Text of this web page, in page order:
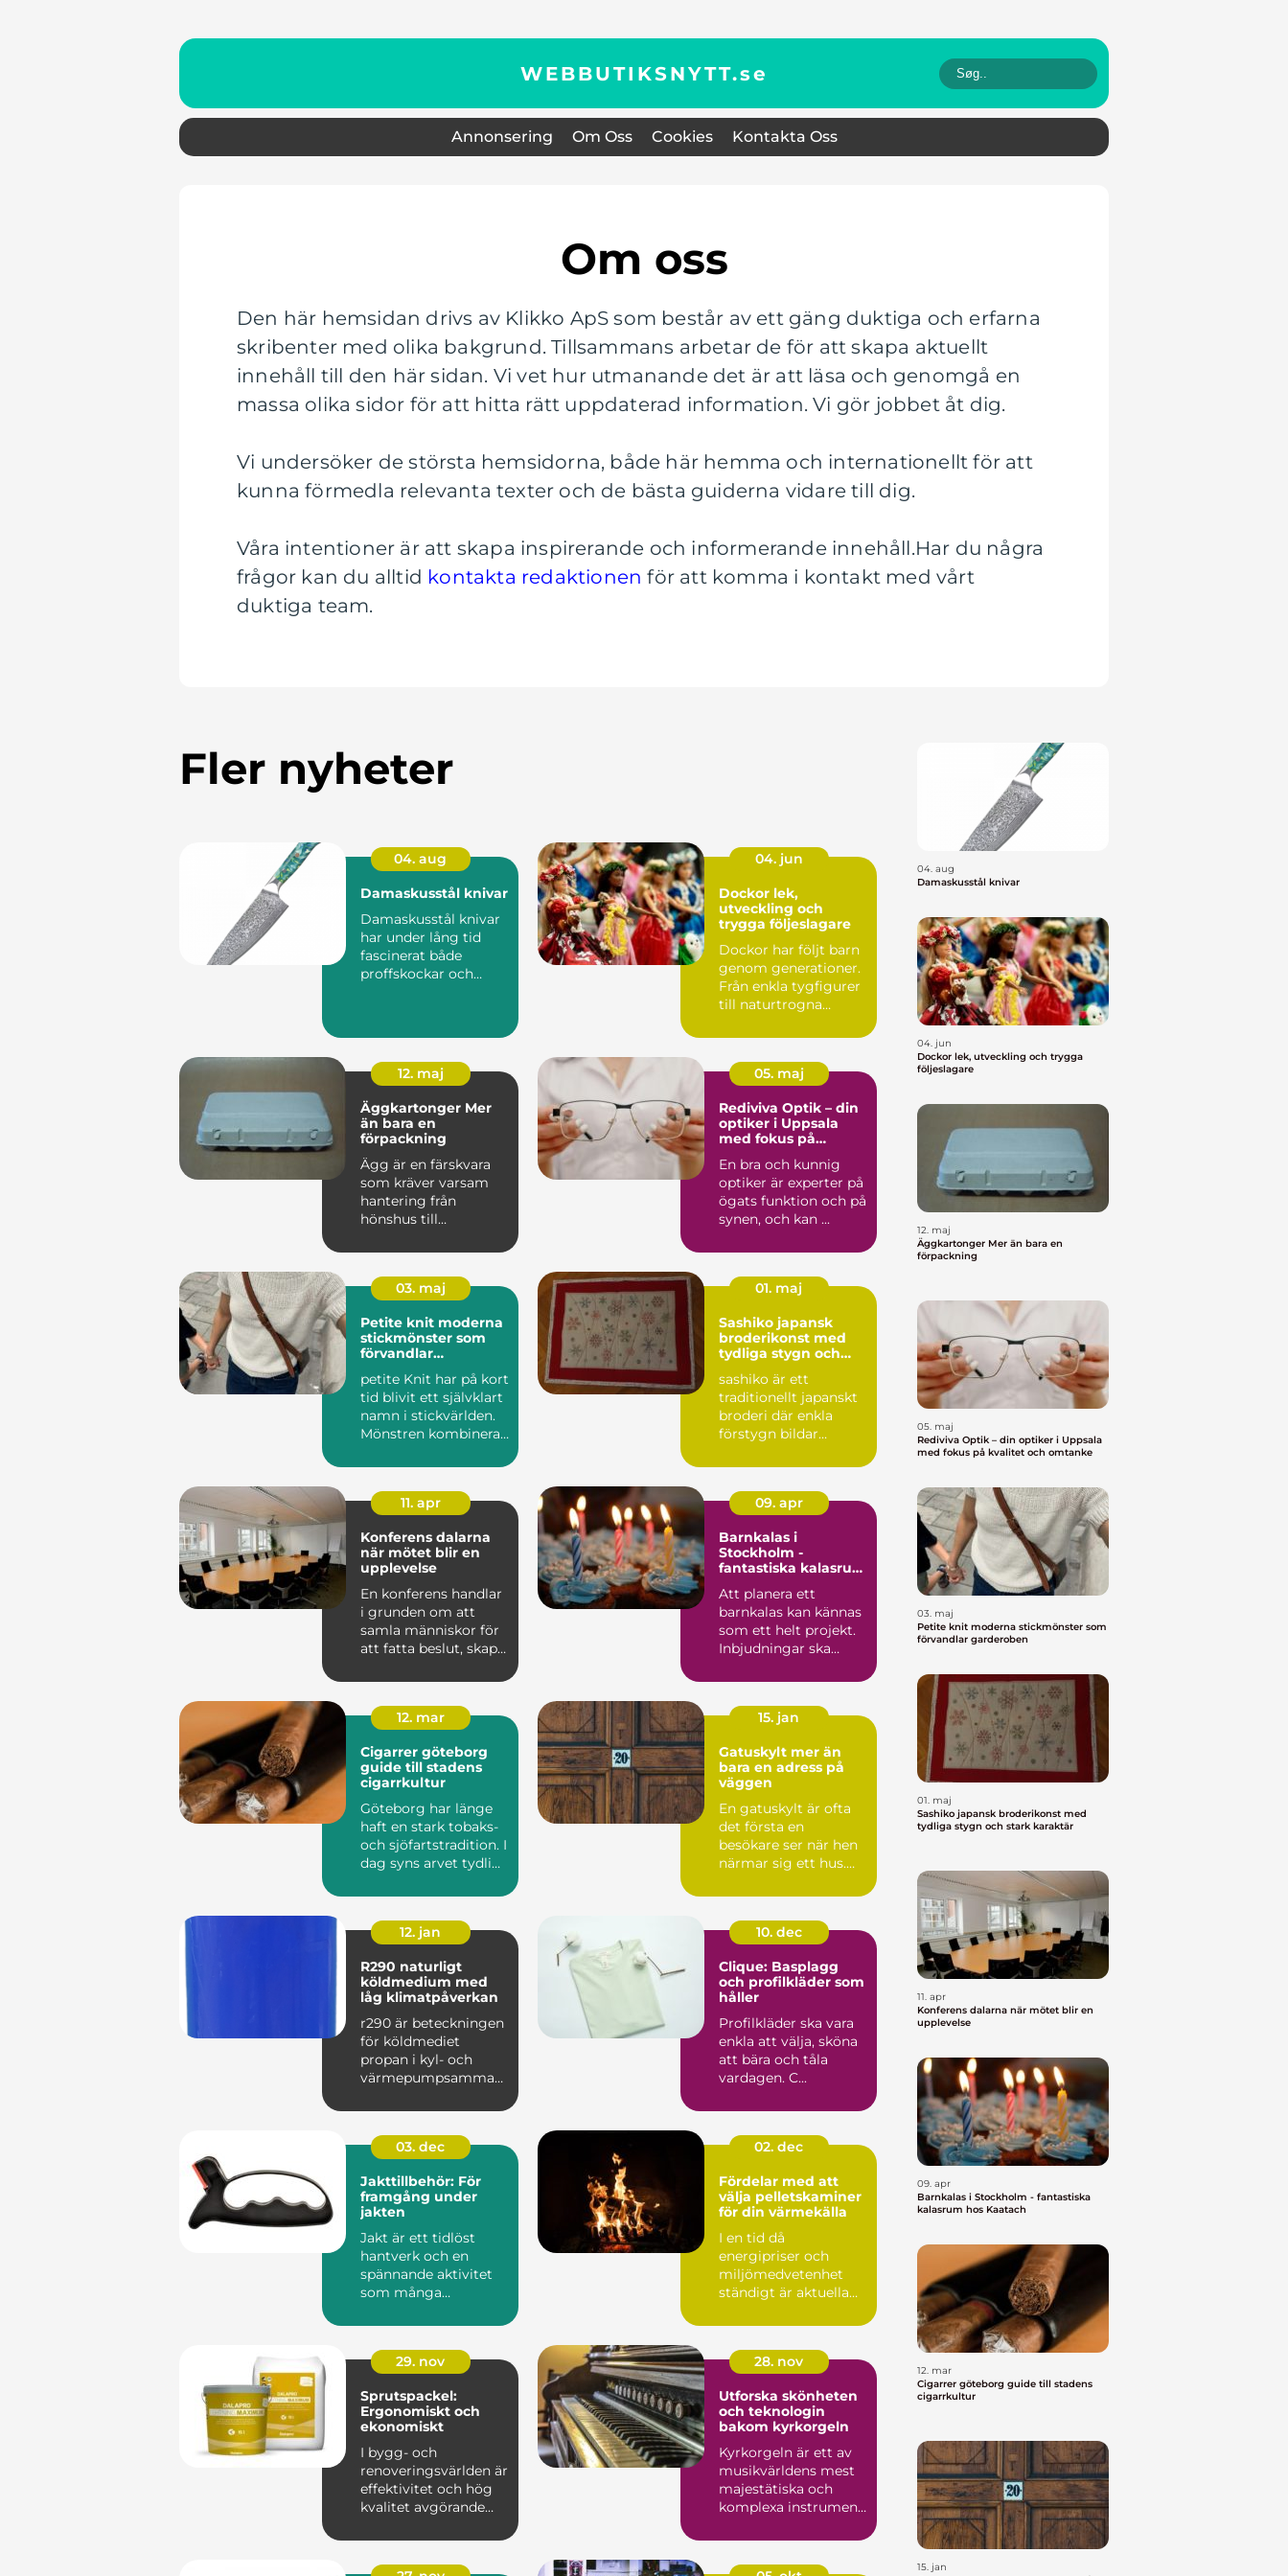
WEBBUTIKSNYTT.se
Annonsering Om Oss Cookies Kontakta Oss
Om oss
Den här hemsidan drivs av Klikko ApS som består av ett gäng duktiga och erfarna
skribenter med olika bakgrund. Tillsammans arbetar de för att skapa aktuellt
innehåll till den här sidan. Vi vet hur utmanande det är att läsa och genomgå en
massa olika sidor för att hitta rätt uppdaterad information. Vi gör jobbet åt dig.
Vi undersöker de största hemsidorna, både här hemma och internationellt för att
kunna förmedla relevanta texter och de bästa guiderna vidare till dig.
Våra intentioner är att skapa inspirerande och informerande innehåll.Har du några
frågor kan du alltid kontakta redaktionen för att komma i kontakt med vårt
duktiga team.
Fler nyheter
04. aug
Damaskusstål knivar
Damaskusstål knivar
har under lång tid
fascinerat både
proffskockar och
04. jun
Dockor lek,
utveckling och
trygga följeslagare
Dockor har följt barn
genom generationer.
Från enkla tygfigurer
till naturtrogna
12. maj
Äggkartonger Mer
än bara en
förpackning
Ägg är en färskvara
som kräver varsam
hantering från
hönshus till
om någon har ...
05. maj
Rediviva Optik – din
optiker i Uppsala
med fokus på
omtanke
En bra och kunnig
optiker är experter på
ögats funktion och på
synen, och kan ...
03. maj
Petite knit moderna
stickmönster som
förvandlar
petite Knit har på kort
tid blivit ett självklart
namn i stickvärlden.
Mönstren kombinerar
01. maj
Sashiko japansk
broderikonst med
tydliga stygn och
sashiko är ett
traditionellt japanskt
broderi där enkla
förstygn bildar
med hög ...
11. apr
Konferens dalarna
när mötet blir en
upplevelse
En konferens handlar
i grunden om att
samla människor för
att fatta beslut, skapa
09. apr
Barnkalas i
Stockholm -
fantastiska kalasrum
Att planera ett
barnkalas kan kännas
som ett helt projekt.
Inbjudningar ska
12. mar
Cigarrer göteborg
guide till stadens
cigarrkultur
Göteborg har länge
haft en stark tobaks-
och sjöfartstradition. I
dag syns arvet tydligt
15. jan
Gatuskylt mer än
bara en adress på
väggen
En gatuskylt är ofta
det första en
besökare ser när hen
närmar sig ett hus.
brevbäraren ...
12. jan
R290 naturligt
köldmedium med
låg klimatpåverkan
r290 är beteckningen
för köldmediet
propan i kyl- och
värmepumpsamman
mycket låg klim...
10. dec
Clique: Basplagg
och profilkläder som
håller
Profilkläder ska vara
enkla att välja, sköna
att bära och tåla
vardagen. C...
03. dec
Jakttillbehör: För
framgång under
jakten
Jakt är ett tidlöst
hantverk och en
spännande aktivitet
som många
02. dec
Fördelar med att
välja pelletskaminer
för din värmekälla
I en tid då
energipriser och
miljömedvetenhet
ständigt är aktuella
29. nov
Sprutspackel:
Ergonomiskt och
ekonomiskt
I bygg- och
renoveringsvärlden är
effektivitet och hög
kvalitet avgörande
28. nov
Utforska skönheten
och teknologin
bakom kyrkorgeln
Kyrkorgeln är ett av
musikvärldens mest
majestätiska och
komplexa instrument.
04. aug
Damaskusstål knivar
04. jun
Dockor lek, utveckling och trygga
följeslagare
12. maj
Äggkartonger Mer än bara en
förpackning
05. maj
Rediviva Optik – din optiker i Uppsala
med fokus på kvalitet och omtanke
03. maj
Petite knit moderna stickmönster som
förvandlar garderoben
01. maj
Sashiko japansk broderikonst med
tydliga stygn och stark karaktär
11. apr
Konferens dalarna när mötet blir en
upplevelse
09. apr
Barnkalas i Stockholm - fantastiska
kalasrum hos Kaatach
12. mar
Cigarrer göteborg guide till stadens
cigarrkultur
15. jan